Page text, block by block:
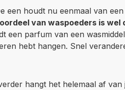
een houdt nu eenmaal van
van waspoeders is
een parfum van een
hebt hangen. Snel
hangt het helemaal af